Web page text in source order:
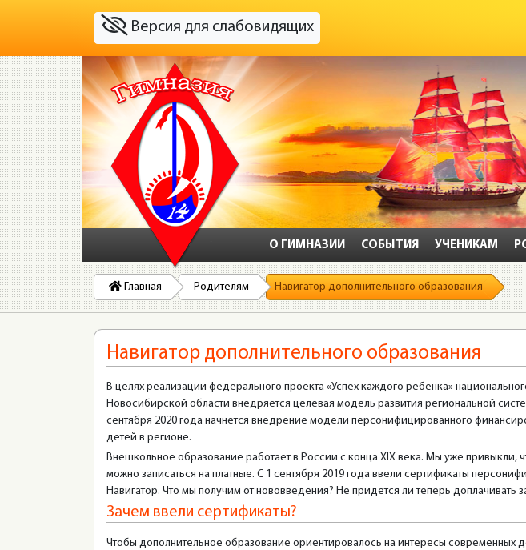
Версия для слабовидящих
О ГИМНАЗИИ СОБЫТИЯ УЧЕНИКАМ
Главная Родителям Навигатор дополнительного образования
Навигатор дополнительного образования
В целях реализации федерального проекта «Успех каждого ребенка»
Новосибирской области внедряется целевая модель развития региональной
сентября 2020 года начнется внедрение модели персонифицированного
детей в регионе.
Внешкольное образование работает в России с конца XIX века. Мы уже привыкли,
можно записаться на платные. С 1 сентября 2019 года ввели сертификаты
Навигатор. Что мы получим от нововведения? Не придется ли теперь доплачивать
Зачем ввели сертификаты?
Чтобы дополнительное образование ориентировалось на интересы современных